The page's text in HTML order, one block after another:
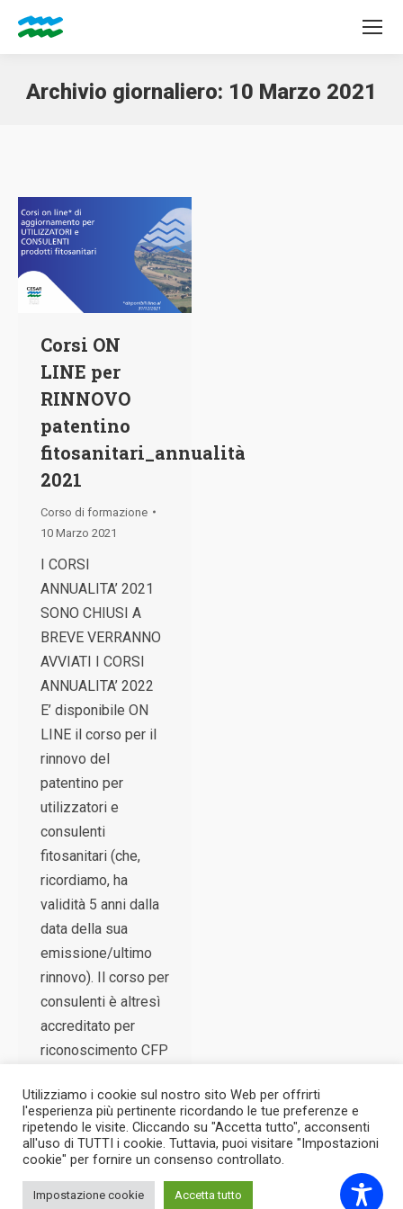
Archivio giornaliero: 10 Marzo 2021
Corsi ON
LINE per
RINNOVO
patentino
fitosanitari_annualità
2021
Corso di formazione
10 Marzo 2021
I CORSI
ANNUALITA’ 2021
SONO CHIUSI A
BREVE VERRANNO
AVVIATI I CORSI
ANNUALITA’ 2022
E’ disponibile ON
LINE il corso per il
rinnovo del
patentino per
utilizzatori e
consulenti
fitosanitari (che,
ricordiamo, ha
validità 5 anni dalla
data della sua
emissione/ultimo
rinnovo). Il corso per
consulenti è altresì
accreditato per
riconoscimento CFP
2026 © CESAR - Tutti i diritti riservati.
Utilizziamo i cookie sul nostro sito Web per offrirti
l'esperienza più pertinente ricordando le tue preferenze e
ripetendo le visite. Cliccando su "Accetta tutto", acconsenti
all'uso di TUTTI i cookie. Tuttavia, puoi visitare "Impostazioni
cookie" per fornire un consenso controllato.
Impostazione cookie Accetta tutto